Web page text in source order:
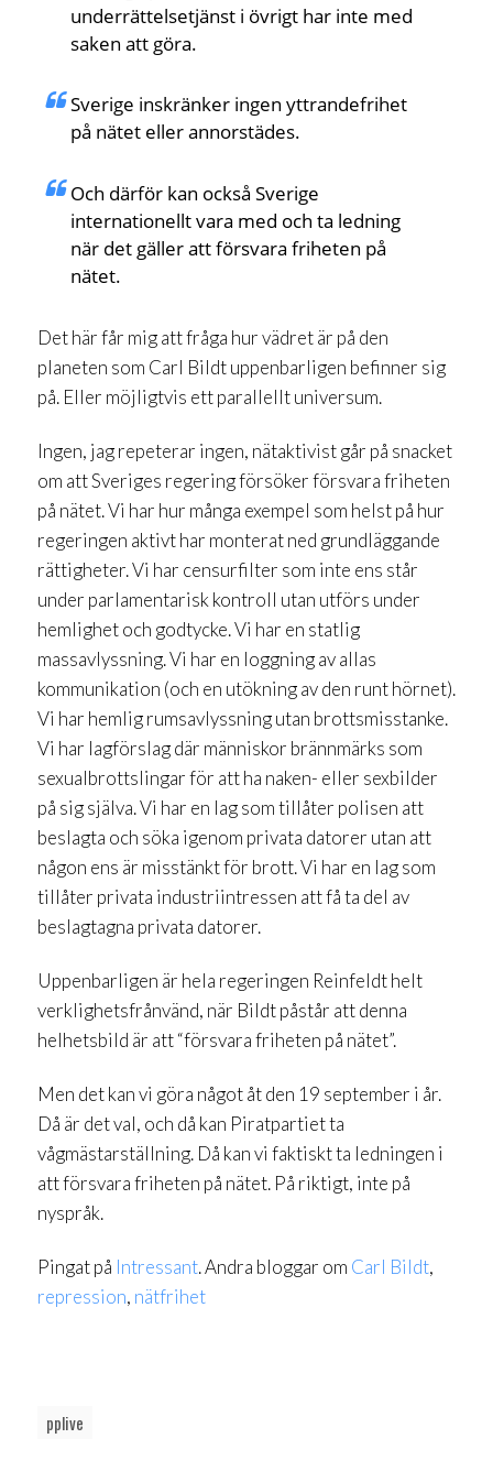
underrättelsetjänst i övrigt har inte med
saken att göra.
Sverige inskränker ingen yttrandefrihet
på nätet eller annorstädes.
Och därför kan också Sverige
internationellt vara med och ta ledning
när det gäller att försvara friheten på
nätet.
Det här får mig att fråga hur vädret är på den
planeten som Carl Bildt uppenbarligen befinner sig
på. Eller möjligtvis ett parallellt universum.
Ingen, jag repeterar ingen, nätaktivist går på snacket
om att Sveriges regering försöker försvara friheten
på nätet. Vi har hur många exempel som helst på hur
regeringen aktivt har monterat ned grundläggande
rättigheter. Vi har censurfilter som inte ens står
under parlamentarisk kontroll utan utförs under
hemlighet och godtycke. Vi har en statlig
massavlyssning. Vi har en loggning av allas
kommunikation (och en utökning av den runt hörnet).
Vi har hemlig rumsavlyssning utan brottsmisstanke.
Vi har lagförslag där människor brännmärks som
sexualbrottslingar för att ha naken- eller sexbilder
på sig själva. Vi har en lag som tillåter polisen att
beslagta och söka igenom privata datorer utan att
någon ens är misstänkt för brott. Vi har en lag som
tillåter privata industriintressen att få ta del av
beslagtagna privata datorer.
Uppenbarligen är hela regeringen Reinfeldt helt
verklighetsfrånvänd, när Bildt påstår att denna
helhetsbild är att “försvara friheten på nätet”.
Men det kan vi göra något åt den 19 september i år.
Då är det val, och då kan Piratpartiet ta
vågmästarställning. Då kan vi faktiskt ta ledningen i
att försvara friheten på nätet. På riktigt, inte på
nyspråk.
Pingat på Intressant. Andra bloggar om Carl Bildt,
repression, nätfrihet
pplive